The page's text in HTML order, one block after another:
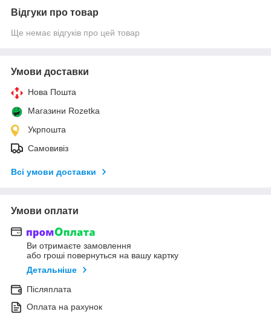
Відгуки про товар
Ще немає відгуків про цей товар
Умови доставки
Нова Пошта
Магазини Rozetka
Укрпошта
Самовивіз
Всі умови доставки
Умови оплати
Ви отримаєте замовлення
або гроші повернуться на вашу картку
Детальніше
Післяплата
Оплата на рахунок